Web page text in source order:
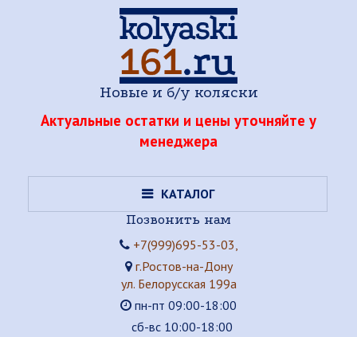
Новые и б/у коляски
Актуальные остатки и цены уточняйте у
менеджера
КАТАЛОГ
Позвонить нам
+7(999)695-53-03,
г.Ростов-на-Дону
ул. Белорусская 199а
пн-пт 09:00-18:00
сб-вс 10:00-18:00